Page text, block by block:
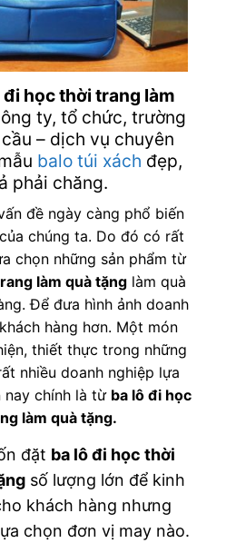
đi học thời trang làm
ty, tổ chức, trường
– dịch vụ chuyên
balo túi xách đẹp,
phải chăng.
đề ngày càng phổ biến
chúng ta. Do đó có rất
chọn những sản phẩm từ
làm quà tặng làm quà
Để đưa hình ảnh doanh
hàng hơn. Một món
thiết thực trong những
nhiều doanh nghiệp lựa
nay chính là từ ba lô đi học
làm quà tặng.
đặt ba lô đi học thời
số lượng lớn để kinh
khách hàng nhưng
chọn đơn vị may nào.